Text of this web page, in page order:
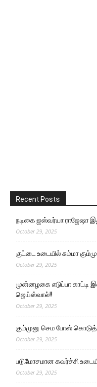
Recent Posts
நடிகை ஐஸ்வர்யா ராஜேஷா
October 29, 2025
குட்டை உடையில் சும்மா
October 29, 2025
முன்னழகை எடுப்பா காட்டி
ஜெய்ஸ்வால்!!
October 29, 2025
கும்முனு செம போஸ்
October 29, 2025
படுமோசமான கவர்ச்சி
October 29, 2025